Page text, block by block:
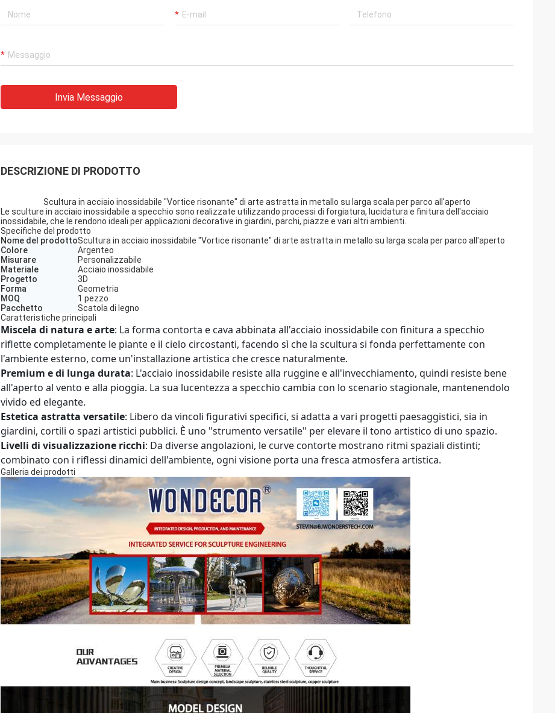
Invia Messaggio
DESCRIZIONE DI PRODOTTO
Scultura in acciaio inossidabile "Vortice risonante" di arte astratta in metallo su larga scala per parco all'aperto
Le sculture in acciaio inossidabile a specchio sono realizzate utilizzando processi di forgiatura, lucidatura e finitura dell'acciaio
inossidabile, che le rendono ideali per applicazioni decorative in giardini, parchi, piazze e vari altri ambienti.
Specifiche del prodotto
Nome del prodottoScultura in acciaio inossidabile "Vortice risonante" di arte astratta in metallo su larga scala per parco all'aperto
Colore
Argenteo
Misurare
Personalizzabile
Materiale
Acciaio inossidabile
Progetto
3D
Forma
Geometria
MOQ
1 pezzo
Pacchetto
Scatola di legno
Caratteristiche principali
Miscela di natura e arte: La forma contorta e cava abbinata all'acciaio inossidabile con finitura a specchio
riflette completamente le piante e il cielo circostanti, facendo sì che la scultura si fonda perfettamente con
l'ambiente esterno, come un'installazione artistica che cresce naturalmente.
Premium e di lunga durata: L'acciaio inossidabile resiste alla ruggine e all'invecchiamento, quindi resiste bene
all'aperto al vento e alla pioggia. La sua lucentezza a specchio cambia con lo scenario stagionale, mantenendolo
vivido ed elegante.
Estetica astratta versatile: Libero da vincoli figurativi specifici, si adatta a vari progetti paesaggistici, sia in
giardini, cortili o spazi artistici pubblici. È uno "strumento versatile" per elevare il tono artistico di uno spazio.
Livelli di visualizzazione ricchi: Da diverse angolazioni, le curve contorte mostrano ritmi spaziali distinti;
combinato con i riflessi dinamici dell'ambiente, ogni visione porta una fresca atmosfera artistica.
Galleria dei prodotti